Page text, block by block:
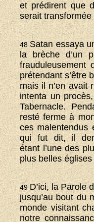
et prédirent que
serait
48Satan essaya
la brèche d’un
frauduleusement
prétendant s’être
mais il n’en avait
intenta un
Tabernacle.
resté ferme à
ces malentendus
qui fut dit, il
étant l’une des
plus belles
49D’ici, la Parole
jusqu’au bout du
monde visitant
notre